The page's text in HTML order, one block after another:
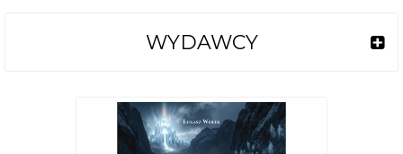
WYDAWCY